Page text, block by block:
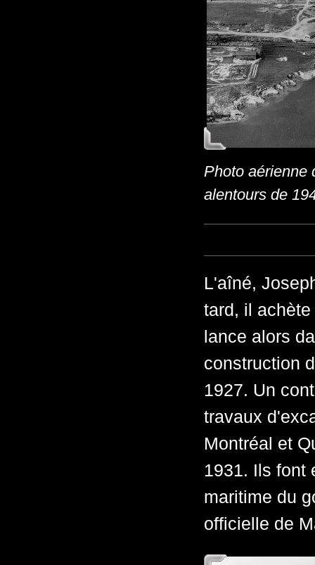
Photo aérienne
alentours de
L'aîné,
tard, il
lance alors
construction
1927. Un
travaux
Montréal et
1931. Ils font
maritime du
officielle de